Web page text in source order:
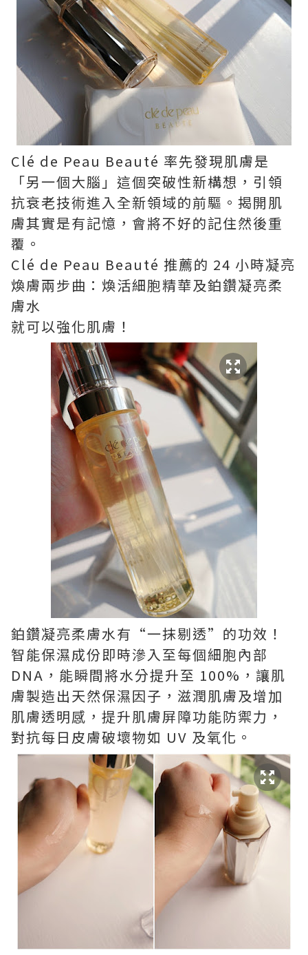
Clé de Peau Beauté 率先發現肌膚是
「另一個大腦」這個突破性新構想，引領
抗衰老技術進入全新領域的前驅。揭開肌
膚其實是有記憶，會將不好的記住然後重
覆。
Clé de Peau Beauté 推薦的 24 小時凝亮
煥膚兩步曲：煥活細胞精華及鉑鑽凝亮柔
膚水
就可以強化肌膚！
鉑鑽凝亮柔膚水有“一抹剔透”的功效！
智能保濕成份即時滲入至每個細胞內部
DNA，能瞬間將水分提升至 100%，讓肌
膚製造出天然保濕因子，滋潤肌膚及增加
肌膚透明感，提升肌膚屏障功能防禦力，
對抗每日皮膚破壞物如 UV 及氧化。